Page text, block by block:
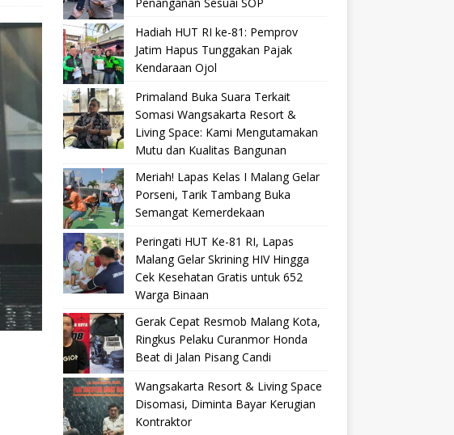
Hadiah HUT RI ke-81: Pemprov
Jatim Hapus Tunggakan Pajak
Kendaraan Ojol
Primaland Buka Suara Terkait
Somasi Wangsakarta Resort &
Living Space: Kami Mengutamakan
Mutu dan Kualitas Bangunan
Meriah! Lapas Kelas I Malang Gelar
Porseni, Tarik Tambang Buka
Semangat Kemerdekaan
Peringati HUT Ke-81 RI, Lapas
Malang Gelar Skrining HIV Hingga
Cek Kesehatan Gratis untuk 652
Warga Binaan
Gerak Cepat Resmob Malang Kota,
Ringkus Pelaku Curanmor Honda
Beat di Jalan Pisang Candi
Wangsakarta Resort & Living Space
Disomasi, Diminta Bayar Kerugian
Kontraktor